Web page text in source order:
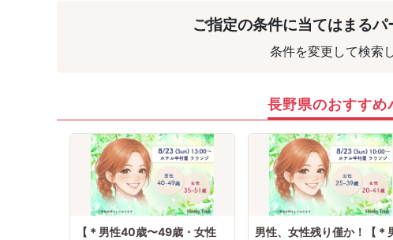
ご指定の条件に当てはまる
条件を変更して検索
長野県のおすすめ
【＊男性40歳〜49歳・女性
男性、女性残り僅か！【＊